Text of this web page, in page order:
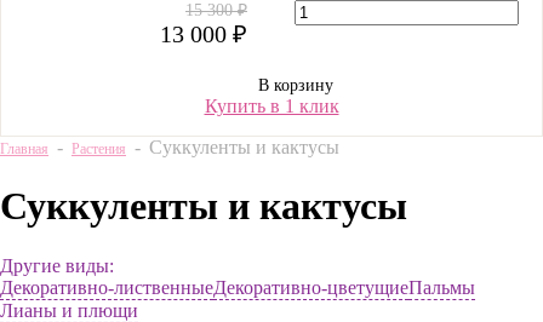
15 300 ₽
13 000 ₽
В корзину
Купить в 1 клик
Главная - Растения - Суккуленты и кактусы
Суккуленты и кактусы
Другие виды:
Декоративно-лиственныеДекоративно-цветущиеПальмы
Лианы и плющи